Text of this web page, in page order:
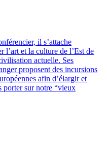
il s’attache
l’art et la culture de l’Est de
actuelle. Ses
proposent des incursions
afin d’élargir et
porter sur notre “vieux